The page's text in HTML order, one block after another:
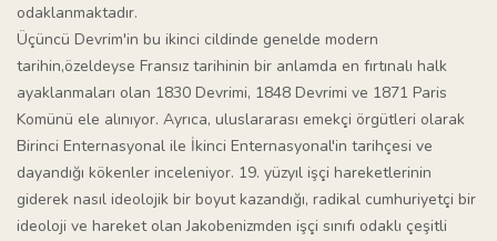
odaklanmaktadır.
Üçüncü Devrim'in bu ikinci cildinde genelde modern
tarihin,özeldeyse Fransız tarihinin bir anlamda en fırtınalı halk
ayaklanmaları olan 1830 Devrimi, 1848 Devrimi ve 1871 Paris
Komünü ele alınıyor. Ayrıca, uluslararası emekçi örgütleri olarak
Birinci Enternasyonal ile İkinci Enternasyonal'in tarihçesi ve
dayandığı kökenler inceleniyor. 19. yüzyıl işçi hareketlerinin
giderek nasıl ideolojik bir boyut kazandığı, radikal cumhuriyetçi bir
ideoloji ve hareket olan Jakobenizmden işçi sınıfı odaklı çeşitli